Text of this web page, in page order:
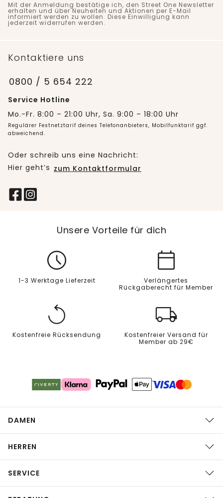
Mit der Anmeldung bestätige ich, den Street One Newsletter
erhalten und über Neuheiten und Aktionen per E-Mail
informiert werden zu wollen. Diese Einwilligung kann
jederzeit widerrufen werden.
Kontaktiere uns
0800 / 5 654 222
Service Hotline
Mo.-Fr. 8:00 – 21:00 Uhr, Sa. 9:00 – 18:00 Uhr
Regulärer Festnetztarif deines Telefonanbieters, Mobilfunktarif ggf.
abweichend.
Oder schreib uns eine Nachricht:
Hier geht’s zum Kontaktformular
Unsere Vorteile für dich
1-3 Werktage Lieferzeit
Verlängertes
Rückgaberecht für Member
Kostenfreie Rücksendung
Kostenfreier Versand für
Member ab 29€
DAMEN
HERREN
SERVICE